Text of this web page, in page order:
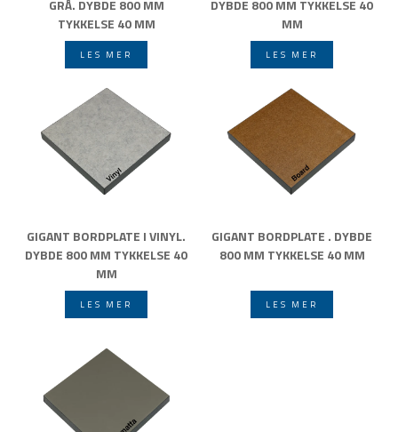
GRÅ. DYBDE 800 MM
TYKKELSE 40 MM
LES MER
DYBDE 800 MM TYKKELSE 40
MM
LES MER
GIGANT BORDPLATE I VINYL.
DYBDE 800 MM TYKKELSE 40
MM
LES MER
GIGANT BORDPLATE . DYBDE
800 MM TYKKELSE 40 MM
LES MER